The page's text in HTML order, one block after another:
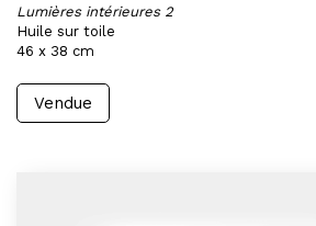
Lumières intérieures 2
Huile sur toile
46 x 38 cm
Vendue